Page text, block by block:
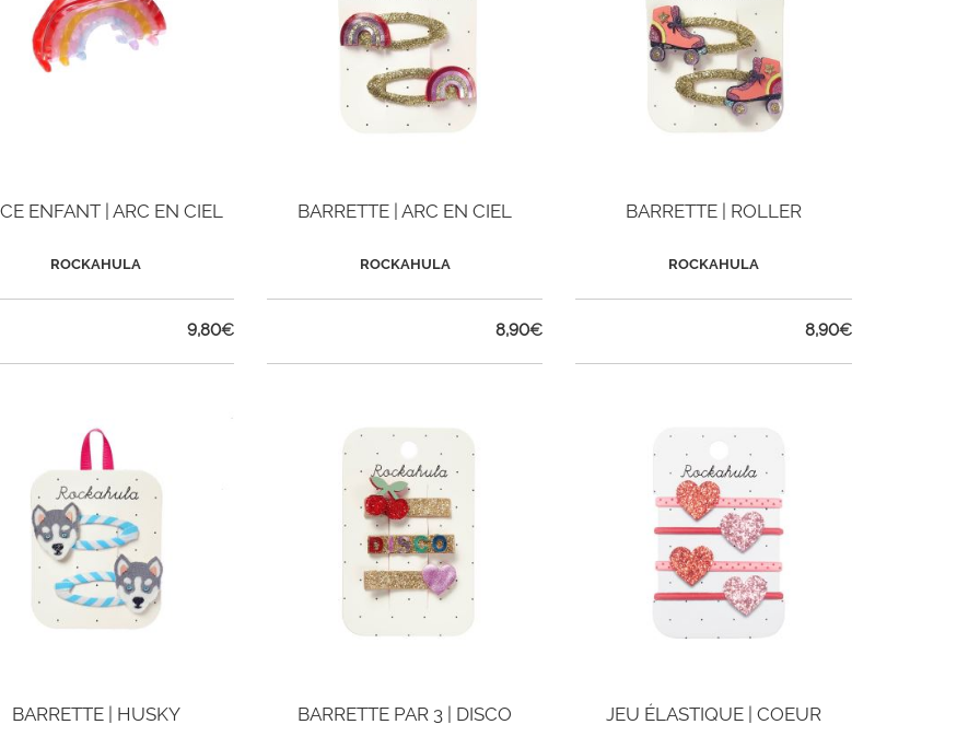
ENFANT | ARC EN CIEL
ROCKAHULA
9,80€
BARRETTE | ARC EN CIEL
ROCKAHULA
8,90€
BARRETTE | ROLLER
ROCKAHULA
8,90€
BARRETTE | HUSKY BARRETTE PAR 3 | DISCO JEU ÉLASTIQUE | COEUR